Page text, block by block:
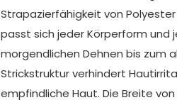
Strapazierfähigkeit von
passt sich jeder Körperform und
morgendlichen Dehnen bis zum
Strickstruktur verhindert
empfindliche Haut. Die Breite